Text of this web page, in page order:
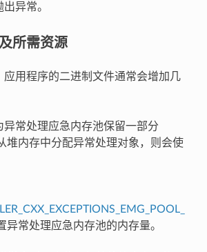
异常。
所需资源
应用程序的二进制文件通常会增加几
异常处理应急内存池保留一部分
堆内存中分配异常处理对象，则会使
异常处理应急内存池的内存量。